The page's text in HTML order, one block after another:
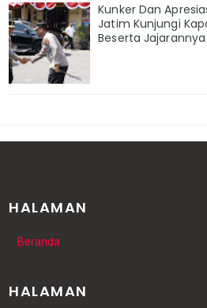
Kunker Dan
Jatim Kunjungi
Beserta Jajarannya
HALAMAN
Beranda
HALAMAN